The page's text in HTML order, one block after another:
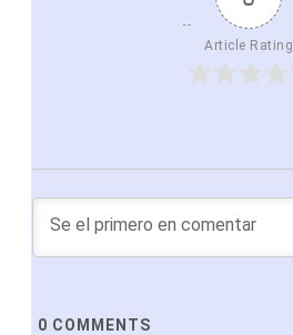
Article Rating
0 COMMENTS